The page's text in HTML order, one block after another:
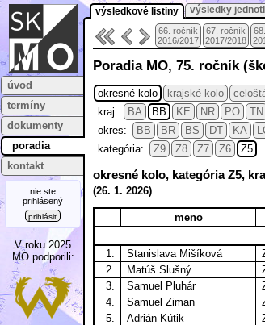
úvod
termíny
dokumenty
poradia
kontakt
nie ste
prihlásený
prihlásiť
V roku 2025
MO podporili:
výsledkové listiny výsledky
66. ročník
2016/2017
67. ročník
2017/2018
Poradia MO, 75. ročník
okresné kolo krajské kolo
kraj:
BA BB KE NR PO TN
okres:
BB BR BS DT KA
kategória:
Z9 Z8 Z7 Z6 Z5
okresné kolo, kategória Z5,
(26. 1. 2026)
meno
1.
Stanislava Mišíková
2.
Matúš Slušný
3.
Samuel Pluhár
4.
Samuel Ziman
5.
Adrián Kútik